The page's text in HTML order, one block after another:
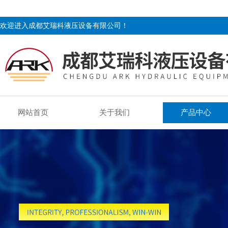
欢迎进入成都艾瑞科液压设备有限公司！
网站首页 关于我们 产品中心